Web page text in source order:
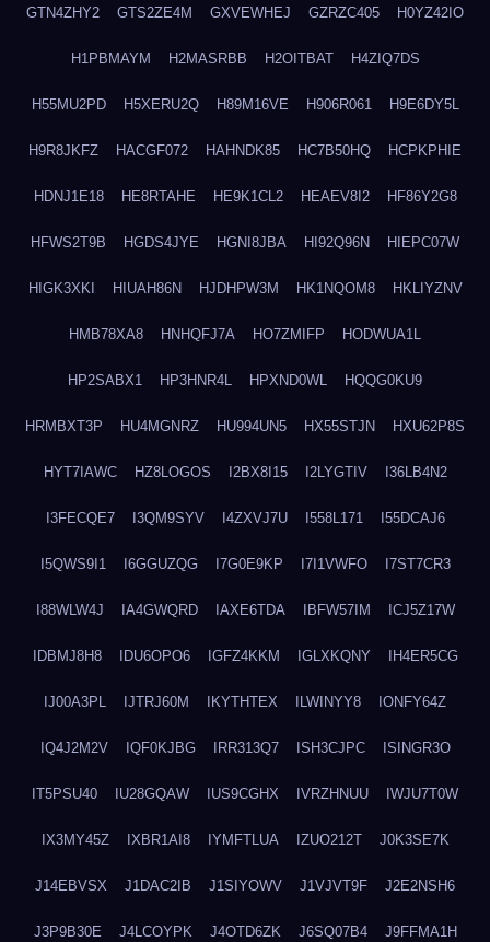
GTN4ZHY2 GTS2ZE4M GXVEWHEJ GZRZC405 H0YZ42IO
H1PBMAYM H2MASRBB H2OITBAT H4ZIQ7DS
H55MU2PD H5XERU2Q H89M16VE H906R061 H9E6DY5L
H9R8JKFZ HACGF072 HAHNDK85 HC7B50HQ HCPKPHIE
HDNJ1E18 HE8RTAHE HE9K1CL2 HEAEV8I2 HF86Y2G8
HFWS2T9B HGDS4JYE HGNI8JBA HI92Q96N HIEPC07W
HIGK3XKI HIUAH86N HJDHPW3M HK1NQOM8 HKLIYZNV
HMB78XA8 HNHQFJ7A HO7ZMIFP HODWUA1L
HP2SABX1 HP3HNR4L HPXND0WL HQQG0KU9
HRMBXT3P HU4MGNRZ HU994UN5 HX55STJN HXU62P8S
HYT7IAWC HZ8LOGOS I2BX8I15 I2LYGTIV I36LB4N2
I3FECQE7 I3QM9SYV I4ZXVJ7U I558L171 I55DCAJ6
I5QWS9I1 I6GGUZQG I7G0E9KP I7I1VWFO I7ST7CR3
I88WLW4J IA4GWQRD IAXE6TDA IBFW57IM ICJ5Z17W
IDBMJ8H8 IDU6OPO6 IGFZ4KKM IGLXKQNY IH4ER5CG
IJ00A3PL IJTRJ60M IKYTHTEX ILWINYY8 IONFY64Z
IQ4J2M2V IQF0KJBG IRR313Q7 ISH3CJPC ISINGR3O
IT5PSU40 IU28GQAW IUS9CGHX IVRZHNUU IWJU7T0W
IX3MY45Z IXBR1AI8 IYMFTLUA IZUO212T J0K3SE7K
J14EBVSX J1DAC2IB J1SIYOWV J1VJVT9F J2E2NSH6
J3P9B30E J4LCOYPK J4OTD6ZK J6SQ07B4 J9FFMA1H